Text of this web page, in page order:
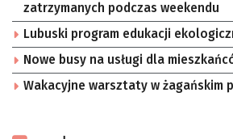
zatrzymanych podczas weekendu
Lubuski program edukacji
Nowe busy na usługi dla
Wakacyjne warsztaty w żagańskim